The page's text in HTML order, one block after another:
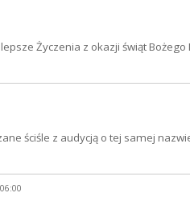
Życzenia z okazji świąt
ściśle z audycją o tej samej